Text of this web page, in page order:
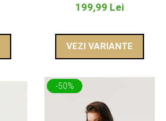
199,99 Lei
VEZI VARIANTE
-50%